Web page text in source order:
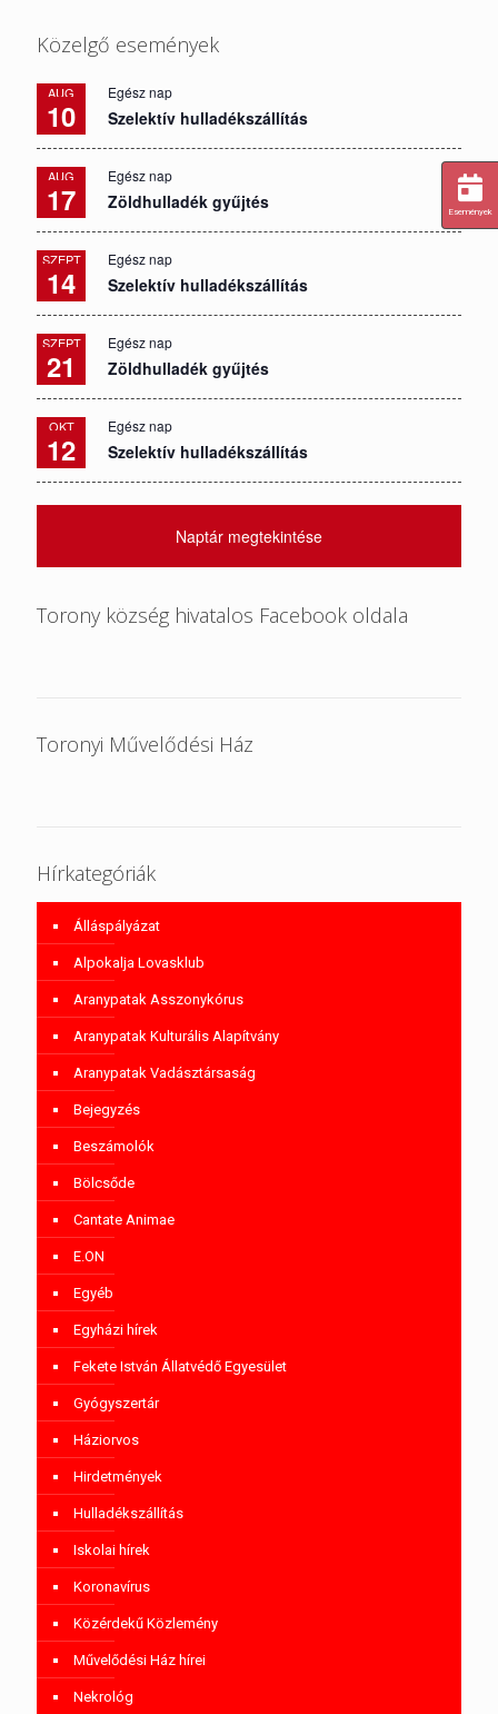
Közelgő események
AUG
10
Egész nap
Szelektív hulladékszállítás
AUG
17
Egész nap
Zöldhulladék gyűjtés
SZEPT
14
Egész nap
Szelektív hulladékszállítás
SZEPT
21
Egész nap
Zöldhulladék gyűjtés
OKT
12
Egész nap
Szelektív hulladékszállítás
Naptár megtekintése
Torony község hivatalos Facebook oldala
Toronyi Művelődési Ház
Hírkategóriák
Álláspályázat
Alpokalja Lovasklub
Aranypatak Asszonykórus
Aranypatak Kulturális Alapítvány
Aranypatak Vadásztársaság
Bejegyzés
Beszámolók
Bölcsőde
Cantate Animae
E.ON
Egyéb
Egyházi hírek
Fekete István Állatvédő Egyesület
Gyógyszertár
Háziorvos
Hirdetmények
Hulladékszállítás
Iskolai hírek
Koronavírus
Közérdekű Közlemény
Művelődési Ház hírei
Nekrológ
Események